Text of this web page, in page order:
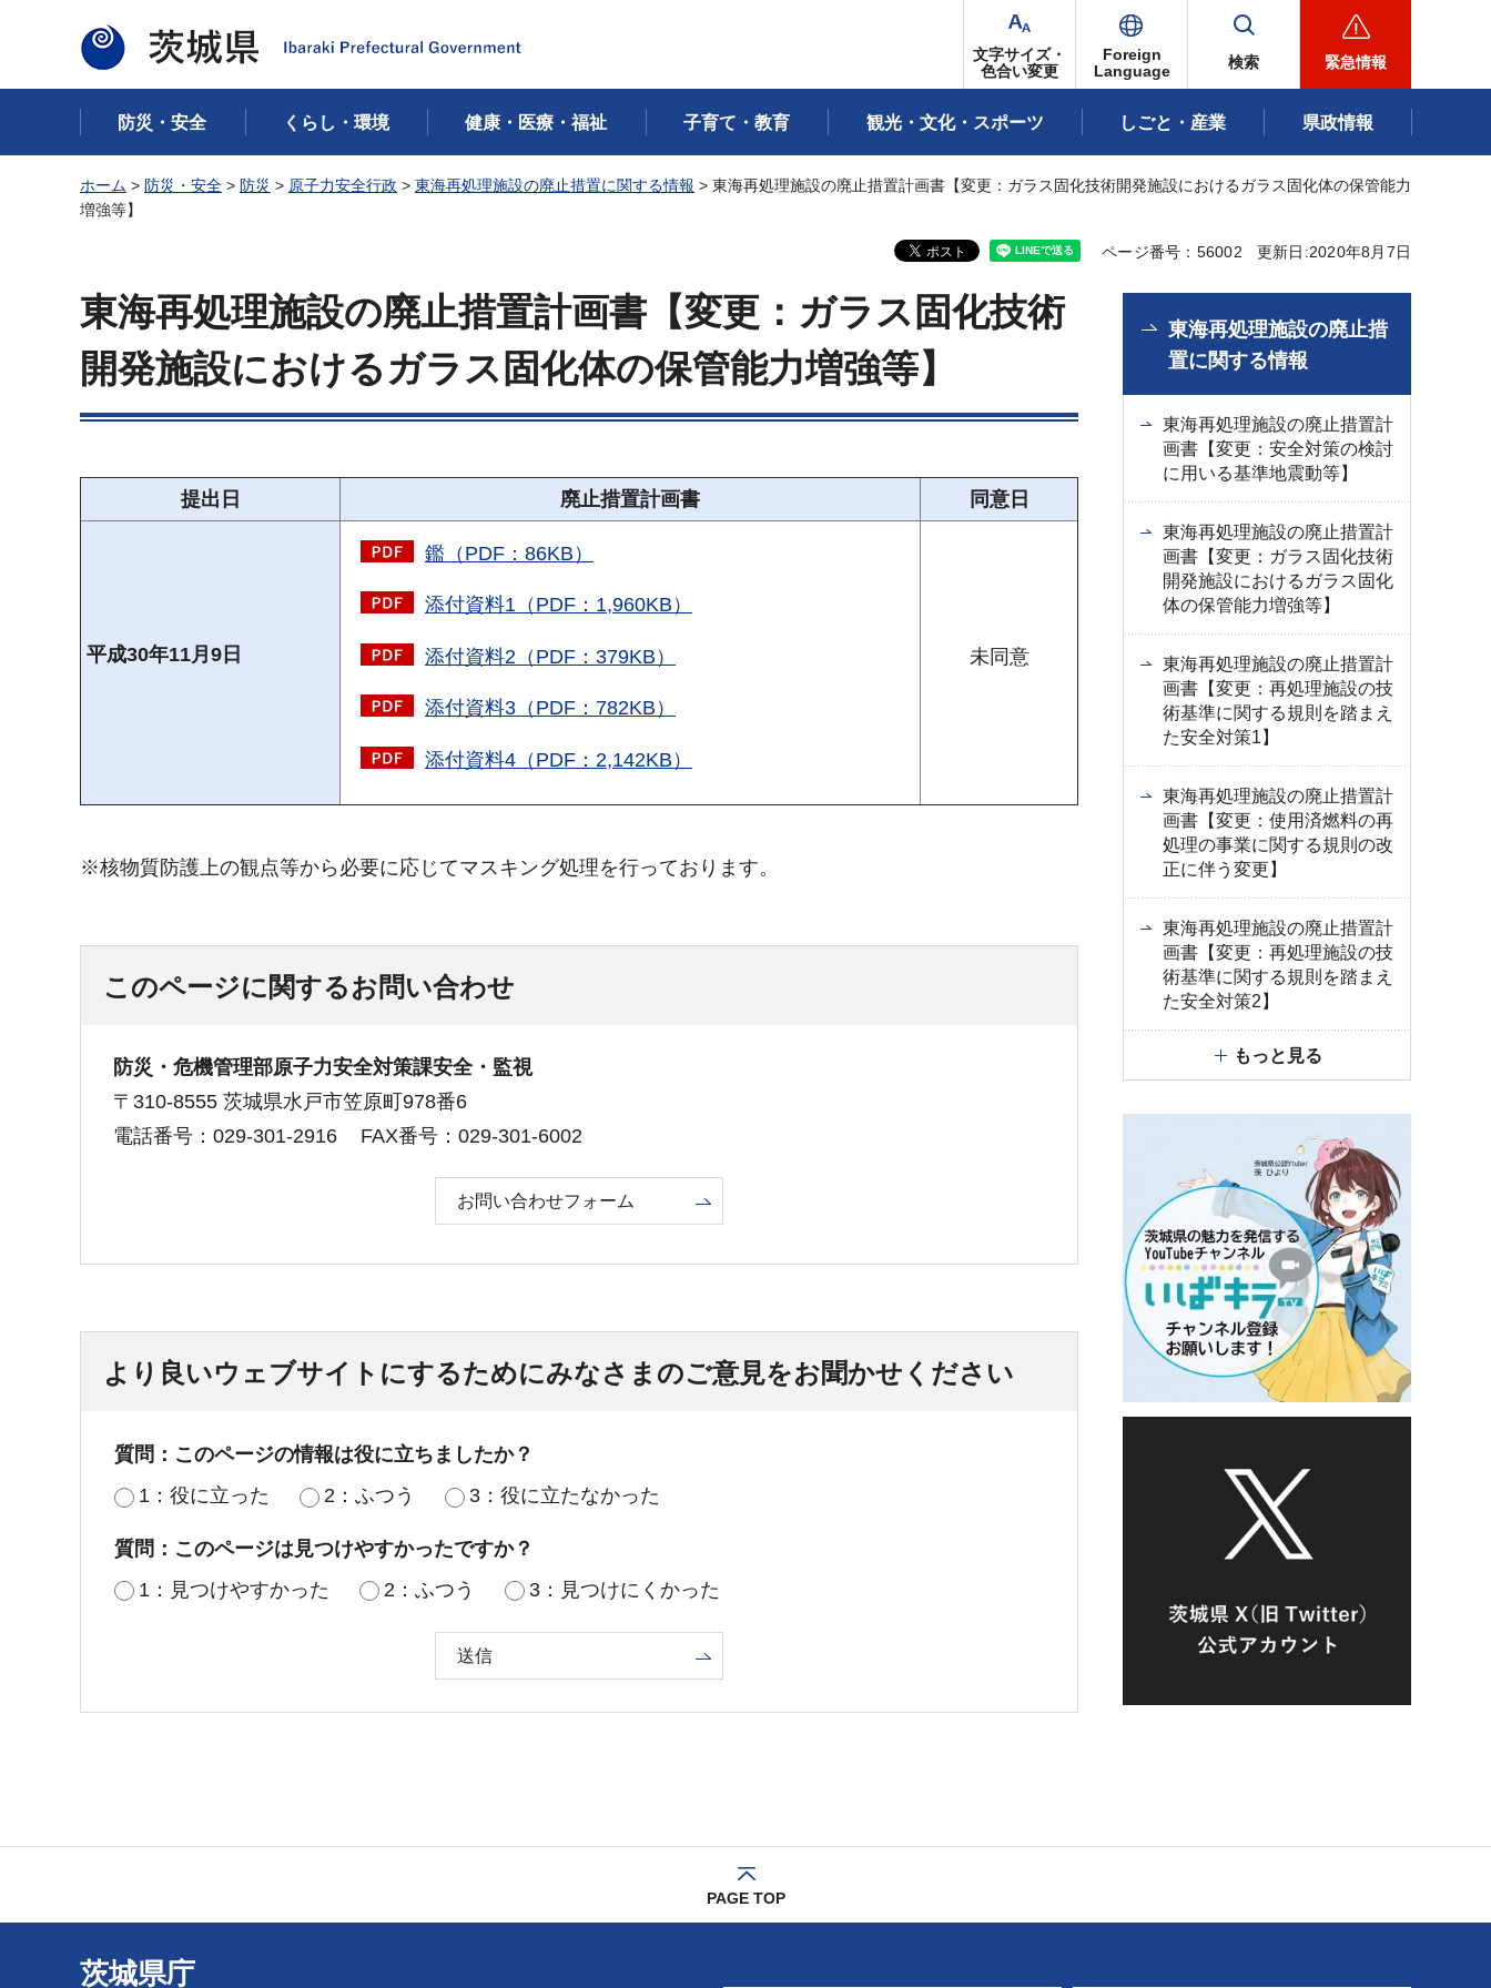
茨城県
文字サイズ・
色合い変更
Foreign
Language
検索 緊急情報
防災・安全 くらし・環境 健康・医療・福祉 子育て・教育 観光・文化・スポーツ しごと・産業 県政情報
ホーム > 防災・安全 > 防災 > 原子力安全行政 > 東海再処理施設の廃止措置に関する情報 > 東海再処理施設の廃止措置計画書【変更：ガラス固化技術開発施設におけるガラス固化体の保管能力
増強等】
ページ番号：56002 更新日:2020年8月7日
東海再処理施設の廃止措置計画書【変更：ガラス固化技術
開発施設におけるガラス固化体の保管能力増強等】
提出日 廃止措置計画書 同意日
平成30年11月9日
鑑（PDF：86KB）
添付資料1（PDF：1,960KB）
添付資料2（PDF：379KB）
添付資料3（PDF：782KB）
添付資料4（PDF：2,142KB）
未同意
※核物質防護上の観点等から必要に応じてマスキング処理を行っております。
このページに関するお問い合わせ
防災・危機管理部原子力安全対策課安全・監視
〒310-8555 茨城県水戸市笠原町978番6
電話番号：029-301-2916
FAX番号：029-301-6002
お問い合わせフォーム
より良いウェブサイトにするためにみなさまのご意見をお聞かせください
質問：このページの情報は役に立ちましたか？
1：役に立った
2：ふつう 3：役に立たなかった
質問：このページは見つけやすかったですか？
1：見つけやすかった
2：ふつう 3：見つけにくかった
東海再処理施設の廃止措
置に関する情報
東海再処理施設の廃止措置計
画書【変更：安全対策の検討
に用いる基準地震動等】
東海再処理施設の廃止措置計
画書【変更：ガラス固化技術
開発施設におけるガラス固化
体の保管能力増強等】
東海再処理施設の廃止措置計
画書【変更：再処理施設の技
術基準に関する規則を踏まえ
た安全対策1】
東海再処理施設の廃止措置計
画書【変更：使用済燃料の再
処理の事業に関する規則の改
正に伴う変更】
東海再処理施設の廃止措置計
画書【変更：再処理施設の技
術基準に関する規則を踏まえ
た安全対策2】
もっと見る
PAGE TOP
茨城県庁